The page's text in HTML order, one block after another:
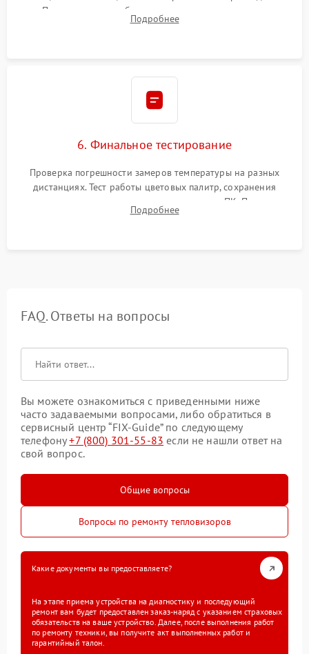
Программная калибровка матрицы по эталонному
абсолютно черному телу для точного измерения температур.
Подробнее
6. Финальное тестирование
Проверка погрешности замеров температуры на разных
дистанциях. Тест работы цветовых палитр, сохранения
термограмм в память и передачи данных на ПК. Проверка
автономности работы и итоговый контроль качества.
Подробнее
FAQ. Ответы на вопросы
Вы можете ознакомиться с приведенными ниже
часто задаваемыми вопросами, либо обратиться в
сервисный центр “FIX-Guide” по следующему
телефону+7 (800) 301-55-83 если не нашли ответ на
свой вопрос.
Общие вопросы
Вопросы по ремонту тепловизоров
Какие документы вы предоставляете?
На этапе приема устройства на диагностику и последующий
ремонт вам будет предоставлен заказ-наряд с указанием страховых
обязательств на ваше устройство. Далее, после выполнения работ
по ремонту техники, вы получите акт выполненных работ и
гарантийный талон.